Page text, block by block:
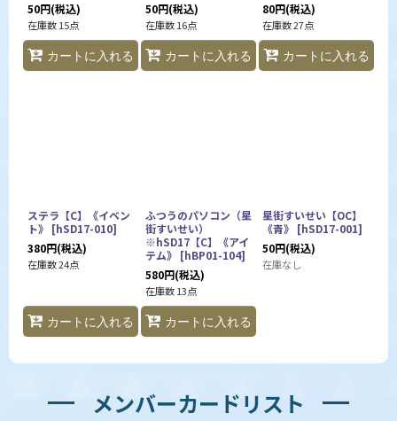
50円(税込)
在庫数 15点
カートに入れる
50円(税込)
在庫数 16点
カートに入れる
80円(税込)
在庫数 27点
カートに入れる
ステラ【C】《イベン
ト》 [hSD17-010]
380円(税込)
在庫数 24点
カートに入れる
ふつうのパソコン（星
街すいせい）
※hSD17【C】《アイ
テム》 [hBP01-104]
580円(税込)
在庫数 13点
カートに入れる
星街すいせい【OC】
《青》 [hSD17-001]
50円(税込)
在庫なし
メンバーカードリスト